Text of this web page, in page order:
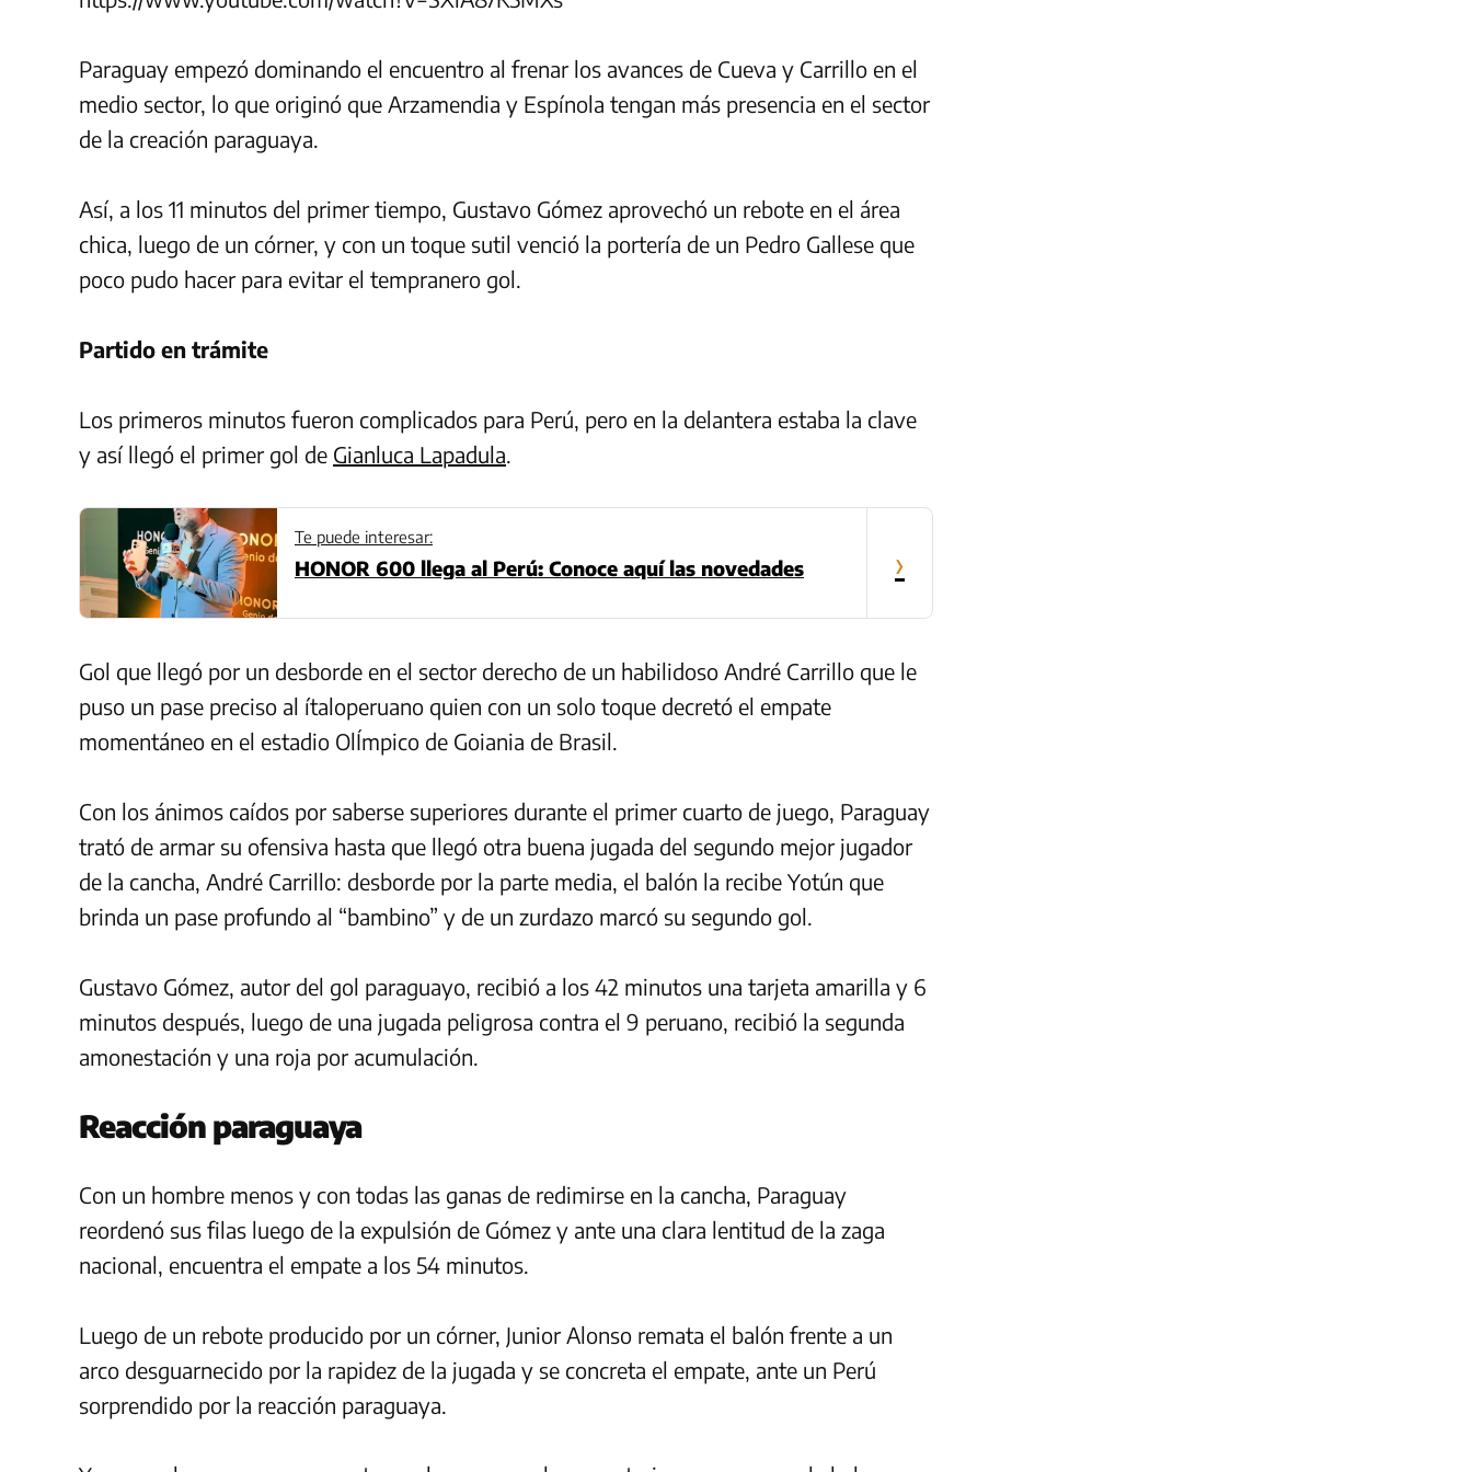
Paraguay empezó dominando el encuentro al frenar los avances de Cueva y Carrillo en el
medio sector, lo que originó que Arzamendia y Espínola tengan más presencia en el sector
de la creación paraguaya.
Así, a los 11 minutos del primer tiempo, Gustavo Gómez aprovechó un rebote en el área
chica, luego de un córner, y con un toque sutil venció la portería de un Pedro Gallese que
poco pudo hacer para evitar el tempranero gol.
Partido en trámite
Los primeros minutos fueron complicados para Perú, pero en la delantera estaba la clave
y así llegó el primer gol de Gianluca Lapadula
Te puede interesar:
HONOR 600 llega al Perú: Conoce aquí las novedades ›
Gol que llegó por un desborde en el sector derecho de un habilidoso André Carrillo que le
puso un pase preciso al ítaloperuano quien con un solo toque decretó el empate
momentáneo en el estadio OlÍmpico de Goiania de Brasil.
Con los ánimos caídos por saberse superiores durante el primer cuarto de juego, Paraguay
trató de armar su ofensiva hasta que llegó otra buena jugada del segundo mejor jugador
de la cancha, André Carrillo: desborde por la parte media, el balón la recibe Yotún que
brinda un pase profundo al “bambino” y de un zurdazo marcó su segundo gol.
Gustavo Gómez, autor del gol paraguayo, recibió a los 42 minutos una tarjeta amarilla y 6
minutos después, luego de una jugada peligrosa contra el 9 peruano, recibió la segunda
amonestación y una roja por acumulación.
Reacción paraguaya
Con un hombre menos y con todas las ganas de redimirse en la cancha, Paraguay
reordenó sus filas luego de la expulsión de Gómez y ante una clara lentitud de la zaga
nacional, encuentra el empate a los 54 minutos.
Luego de un rebote producido por un córner, Junior Alonso remata el balón frente a un
arco desguarnecido por la rapidez de la jugada y se concreta el empate, ante un Perú
sorprendido por la reacción paraguaya.